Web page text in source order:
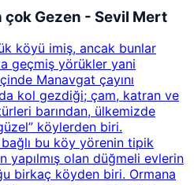
Gezen - Sevil Mert
köyü imiş, ancak bunlar
geçmiş yörükler yani
Manavgat çayını
kol gezdiği; çam, katran ve
barından, ülkemizde
köylerden biri.
bağlı bu köy yörenin tipik
yapılmış olan düğmeli evlerin
birkaç köyden biri. Ormana